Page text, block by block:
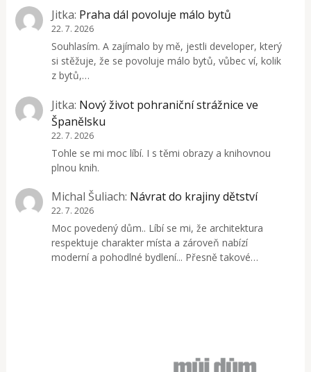
Jitka: Praha dál povoluje málo bytů
22. 7. 2026
Souhlasím. A zajímalo by mě, jestli developer, který
si stěžuje, že se povoluje málo bytů, vůbec ví, kolik
z bytů,…
Jitka: Nový život pohraniční strážnice ve
Španělsku
22. 7. 2026
Tohle se mi moc líbí. I s těmi obrazy a knihovnou
plnou knih.
Michal Šuliach: Návrat do krajiny dětství
22. 7. 2026
Moc povedený dům.. Líbí se mi, že architektura
respektuje charakter místa a zároveň nabízí
moderní a pohodlné bydlení... Přesně takové…